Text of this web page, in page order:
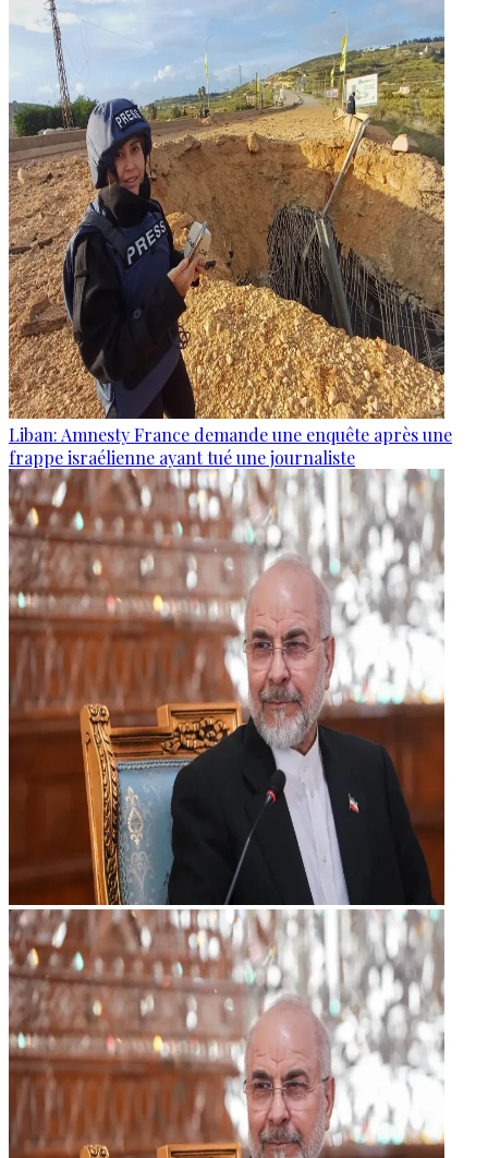
Liban: Amnesty France demande une enquête après une
frappe israélienne ayant tué une journaliste